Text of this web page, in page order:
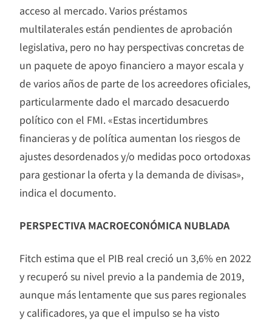
acceso al mercado. Varios préstamos
multilaterales están pendientes de aprobación
legislativa, pero no hay perspectivas concretas de
un paquete de apoyo financiero a mayor escala y
de varios años de parte de los acreedores oficiales,
particularmente dado el marcado desacuerdo
político con el FMI. «Estas incertidumbres
financieras y de política aumentan los riesgos de
ajustes desordenados y/o medidas poco ortodoxas
para gestionar la oferta y la demanda de divisas»,
indica el documento.
PERSPECTIVA MACROECONÓMICA NUBLADA
Fitch estima que el PIB real creció un 3,6% en 2022
y recuperó su nivel previo a la pandemia de 2019,
aunque más lentamente que sus pares regionales
y calificadores, ya que el impulso se ha visto